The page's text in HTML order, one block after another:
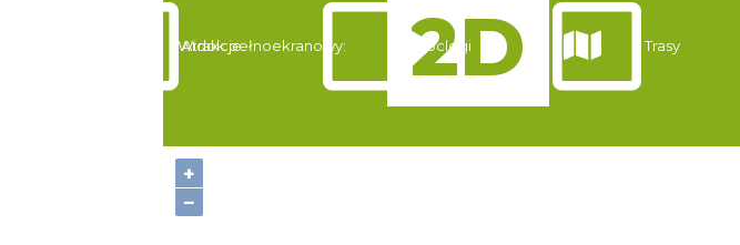
+
−
Widok pełnoekranowy:
Atrakcje Noclegi Trasy